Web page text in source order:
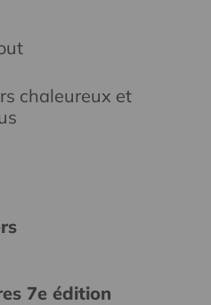
chaleureux et
7e édition